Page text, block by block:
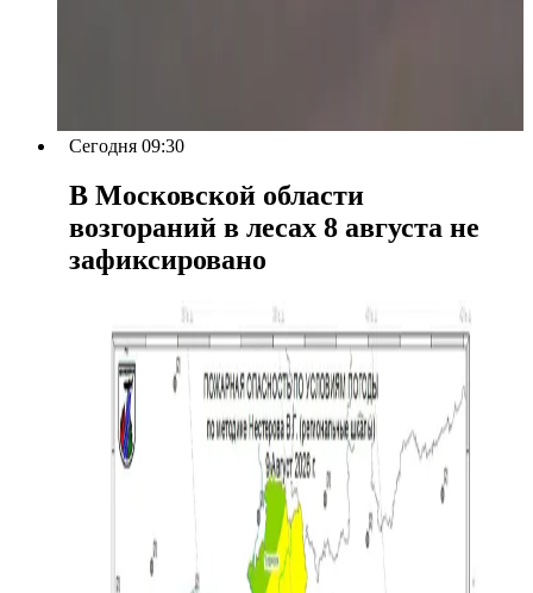
Сегодня 09:30
В Московской области
возгораний в лесах 8 августа не
зафиксировано